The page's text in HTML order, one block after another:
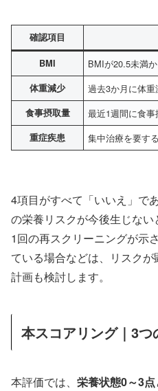
確認項目
BMI BMIが20.5未満か
体重減少 過去3か月に体
食事摂取量 最近1週間に食
重症疾患 集中治療を要す
4項目がすべて「いいえ」で
の栄養リスクが今後生じな
1回の再スクリーニングが示
ている場合などは、リスク
計画も検討します。
本スコアリング｜3つ
本評価では、 栄養状態0～3点